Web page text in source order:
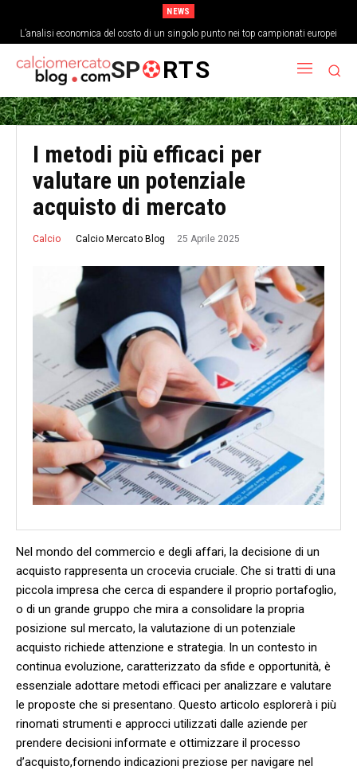
NEWS
L’analisi economica del costo di un singolo punto nei top campionati europei
Come la cultura del gioco corto ha cambiato la struttura fisica dei
centrocampisti
SP RTS
I metodi più efficaci per
valutare un potenziale
acquisto di mercato
Calcio Calcio Mercato Blog 25 Aprile 2025
Nel mondo del commercio e ‍degli affari, la decisione​ di un
acquisto rappresenta un crocevia cruciale. Che⁢ si tratti di una
piccola‍ impresa che‌ cerca di espandere il proprio portafoglio,
⁤o di un ‌grande gruppo che mira a ‌consolidare⁤ la propria
posizione sul mercato,⁢ la valutazione di un potenziale
acquisto richiede attenzione e ​strategia. In un ⁣contesto in
continua evoluzione, caratterizzato⁤ da sfide e opportunità, è
essenziale adottare metodi efficaci per analizzare e valutare
le ⁣proposte che si presentano. Questo articolo esplorerà i più
rinomati strumenti e approcci utilizzati dalle aziende per
prendere decisioni informate e ottimizzare il processo
d’acquisto,fornendo ​indicazioni‍ preziose per navigare nel